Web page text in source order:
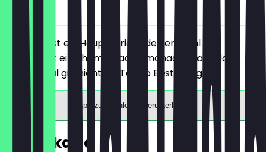
vor Ort
Du bestellst ein Hauptgericht deiner Wahl und
bekommst eine homemade Limonade gratis dazu.
Dieser Deal gilt nicht für To-Go Bestellungen.
App zum Einlösen herunterladen
Speisekarte